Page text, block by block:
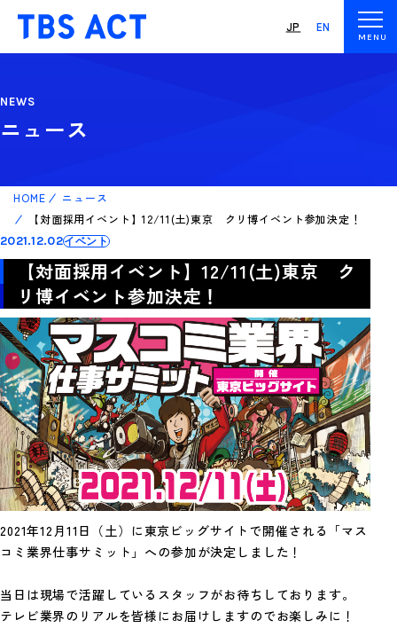
JP EN
NEWS
ニュース
HOME
ニュース
【対面採用イベント】12/11(土)東京 クリ博イベント参加決定！
2021.12.02イベント
【対面採用イベント】12/11(土)東京 ク
リ博イベント参加決定！
2021年12月11日（土）に東京ビッグサイトで開催される「マス
コミ業界仕事サミット」への参加が決定しました！
当日は現場で活躍しているスタッフがお待ちしております。
テレビ業界のリアルを皆様にお届けしますのでお楽しみに！